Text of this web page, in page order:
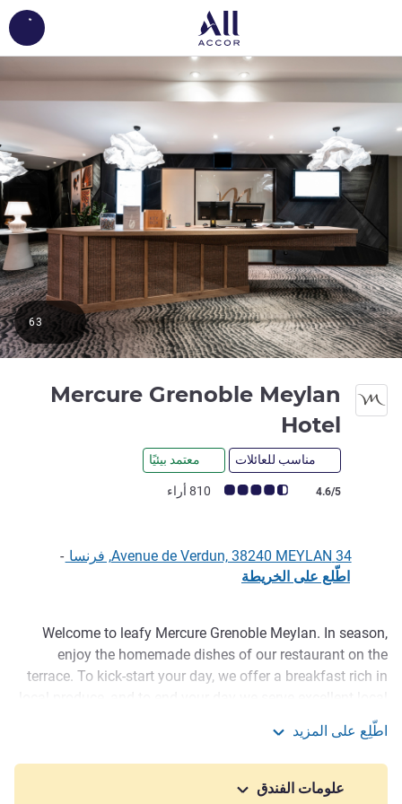
Mercure Grenoble Meylan
Hotel
مناسب للعائلات معتمد بيئيًا
ملاحظة أراء العملاء (رأي ALL)
4.6/5 810 أراء
63
34 Avenue de Verdun, 38240 MEYLAN, فرنسا
-
اطّلع على الخريطة
الوصف
Welcome to leafy Mercure Grenoble Meylan. In season,
enjoy the homemade dishes of our restaurant on the
terrace. To kick-start your day, we offer a breakfast rich in
beers in our bar. Ideal for organizing your seminars, our
hotel also has 6 meeting rooms and a large private car
park. Certified Green Key since 2022!
Grenoble, "Capital of the Alps", at the foot of the
اطّلِع على المزيد
علومات الفندق